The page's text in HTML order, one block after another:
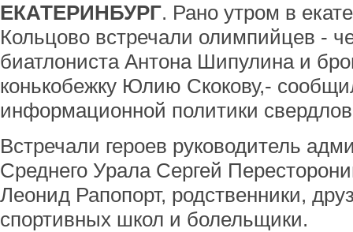
ЕКАТЕРИНБУРГ. Рано утром в
Кольцово встречали олимпийцев -
биатлониста Антона Шипулина и
конькобежку Юлию Скокову,-
информационной политики
Встречали героев руководитель
Среднего Урала Сергей
Леонид Рапопорт, родственники,
спортивных школ и болельщики.